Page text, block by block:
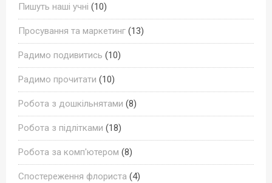
Пишуть наші учні (10)
Просування та маркетинг (13)
Радимо подивитись (10)
Радимо прочитати (10)
Робота з дошкільнятами (8)
Робота з підлітками (18)
Робота за комп'ютером (8)
Спостереження флориста (4)